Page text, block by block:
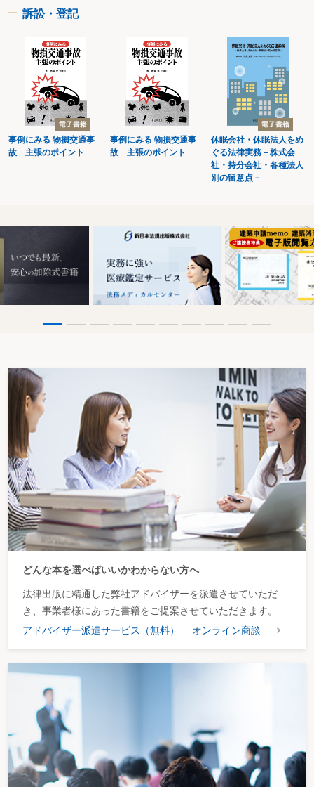
訴訟・登記
事例にみる 物損交通事
故 主張のポイント
事例にみる 物損交通事
故 主張のポイント
休眠会社・休眠法人をめ
ぐる法律実務－株式会
社・持分会社・各種法人
別の留意点－
どんな本を選べばいいかわからない方へ
法律出版に精通した弊社アドバイザーを派遣させていただ
き、事業者様にあった書籍をご提案させていただきます。
アドバイザー派遣サービス（無料）
オンライン商談